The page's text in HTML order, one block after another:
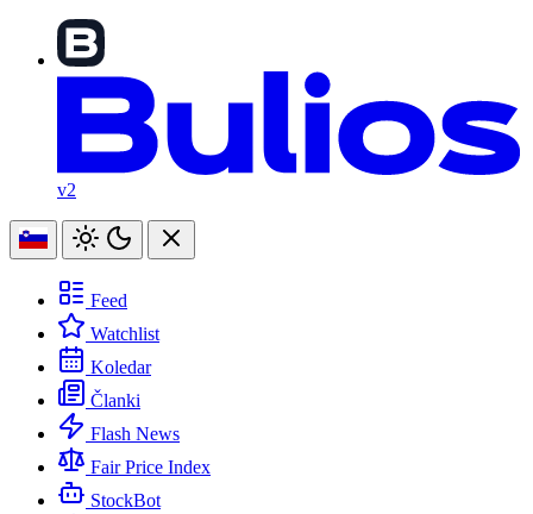
v2
Feed
Watchlist
Koledar
Članki
Flash News
Fair Price Index
StockBot